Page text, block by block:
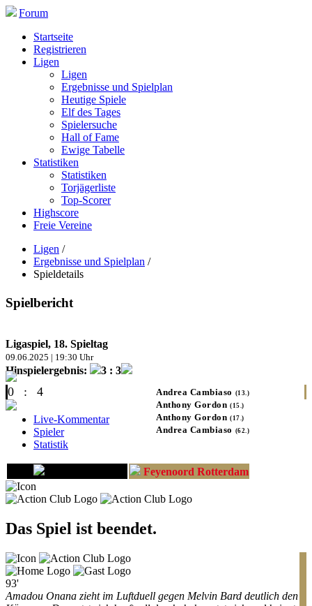
Forum
Startseite
Registrieren
Ligen
Ligen
Ergebnisse und Spielplan
Heutige Spiele
Elf des Tages
Spielersuche
Hall of Fame
Ewige Tabelle
Statistiken
Statistiken
Torjägerliste
Top-Scorer
Highscore
Freie Vereine
Ligen /
Ergebnisse und Spielplan /
Spieldetails
Spielbericht
Ligaspiel, 18. Spieltag
09.06.2025 | 19:30 Uhr
Hinspielergebnis: 3 : 3
0 : 4 Andrea Cambiaso (13.)
Anthony Gordon (15.)
Anthony Gordon (17.)
Andrea Cambiaso (62.)
Live-Kommentar
Spieler
Statistik
OGC Nizza Feyenoord Rotterdam
Das Spiel ist beendet.
93'
Amadou Onana zieht im Luftduell gegen Melvin Bard deutlich den